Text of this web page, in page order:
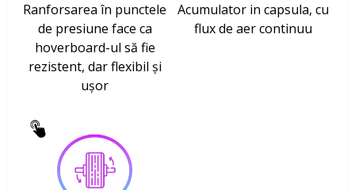
Ranforsarea în punctele
de presiune face ca
hoverboard-ul să fie
rezistent, dar flexibil și
ușor
Acumulator in capsula, cu
flux de aer continuu